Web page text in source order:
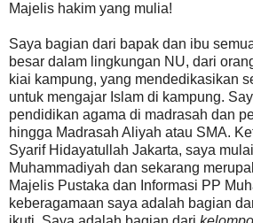
Majelis hakim yang mulia!
Saya bagian dari bapak dan ibu
besar dalam lingkungan NU, dari
kiai kampung, yang mendedikasikan
untuk mengajar Islam di kampung.
pendidikan agama di madrasah dan
hingga Madrasah Aliyah atau SMA.
Syarif Hidayatullah Jakarta, saya
Muhammadiyah dan sekarang
Majelis Pustaka dan Informasi PP
keberagamaan saya adalah bagian